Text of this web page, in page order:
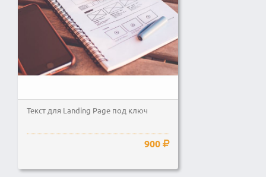
Текст для Landing Page под ключ
900